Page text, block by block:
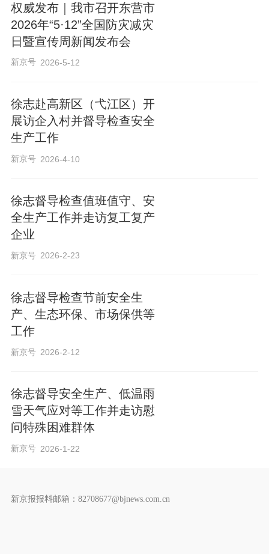
来源：大江资讯
权威发布｜我市召开东营市
2026年“5·12”全国防灾减灾
日暨宣传周新闻发布会
新京号 2026-5-12
徐志赴高新区（弋江区）开
展访企入村并督导检查安全
生产工作
新京号 2026-4-10
徐志督导检查值班值守、安
全生产工作并走访复工复产
企业
新京号 2026-2-23
徐志督导检查节前安全生
产、生态环保、市场保供等
工作
新京号 2026-2-12
徐志督导安全生产、低温雨
雪天气应对等工作并走访慰
问特殊困难群体
新京号 2026-1-22
新京报报料邮箱：82708677@bjnews.com.cn